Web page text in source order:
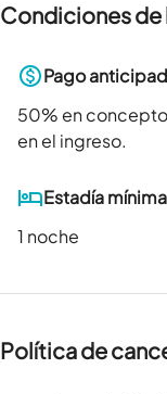
Condiciones de
Pago
50% en
en el ingreso.
Estadía mínima
1 noche
Política de